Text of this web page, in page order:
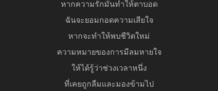
หากความรักมันทําให้ตาบอด
ฉันจะยอมกอดความเสียใจ
หากจะทำให้พบชีวิตใหม่
ความหมายของการมีลมหายใจ
ให้ได้รู้ว่าช่วงเวลาหนึ่ง
ที่เคยถูกลืมและมองข้ามไป